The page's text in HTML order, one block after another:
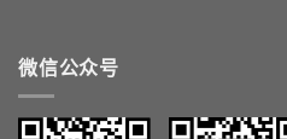
微信公众号